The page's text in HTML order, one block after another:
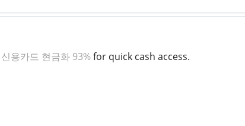
신용카드 현금화 93%for quick cash access.